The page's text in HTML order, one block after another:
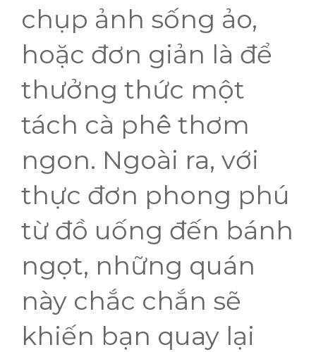
chụp ảnh sống ảo,
hoặc đơn giản là để
thưởng thức một
tách cà phê thơm
ngon. Ngoài ra, với
thực đơn phong phú
từ đồ uống đến bánh
ngọt, những quán
này chắc chắn sẽ
khiến bạn quay lại